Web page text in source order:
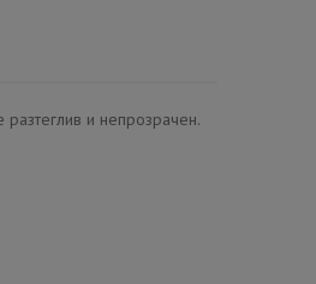
и непрозрачен.